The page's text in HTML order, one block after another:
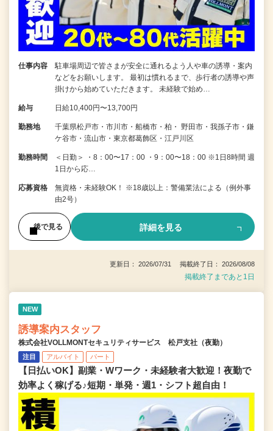
仕事内容
駐車場周辺で皆さまが安全に通れるよう人や車の誘導・案内
などをお願いします。 最初は慣れるまで、歩行者の誘導や声
掛けから始めていただきます。 未経験で始め…
給与 日給10,400円〜13,700円
勤務地
千葉県松戸市・市川市・船橋市・柏・ 野田市・我孫子市・鎌
ケ谷市・流山市・東京都葛飾区・江戸川区
勤務時間
＜日勤＞ ・8：00〜17：00 ・9：00〜18：00 ※1日8時間 週
1日から応…
応募資格
無資格・未経験OK！ ※18歳以上：警備業法による（例外事
由2号）
後で見る 詳細を見る
更新日： 2026/07/31 掲載終了日： 2026/08/08
掲載終了まであと1日
NEW
誘導案内スタッフ
株式会社VOLLMONTセキュリティサービス 松戸支社（夜勤）
注目 アルバイト パート
【日払いOK】副業・Wワーク・未経験者大歓迎！夜勤で
効率よく稼げる♪短期・単発・週1・シフト超自由！